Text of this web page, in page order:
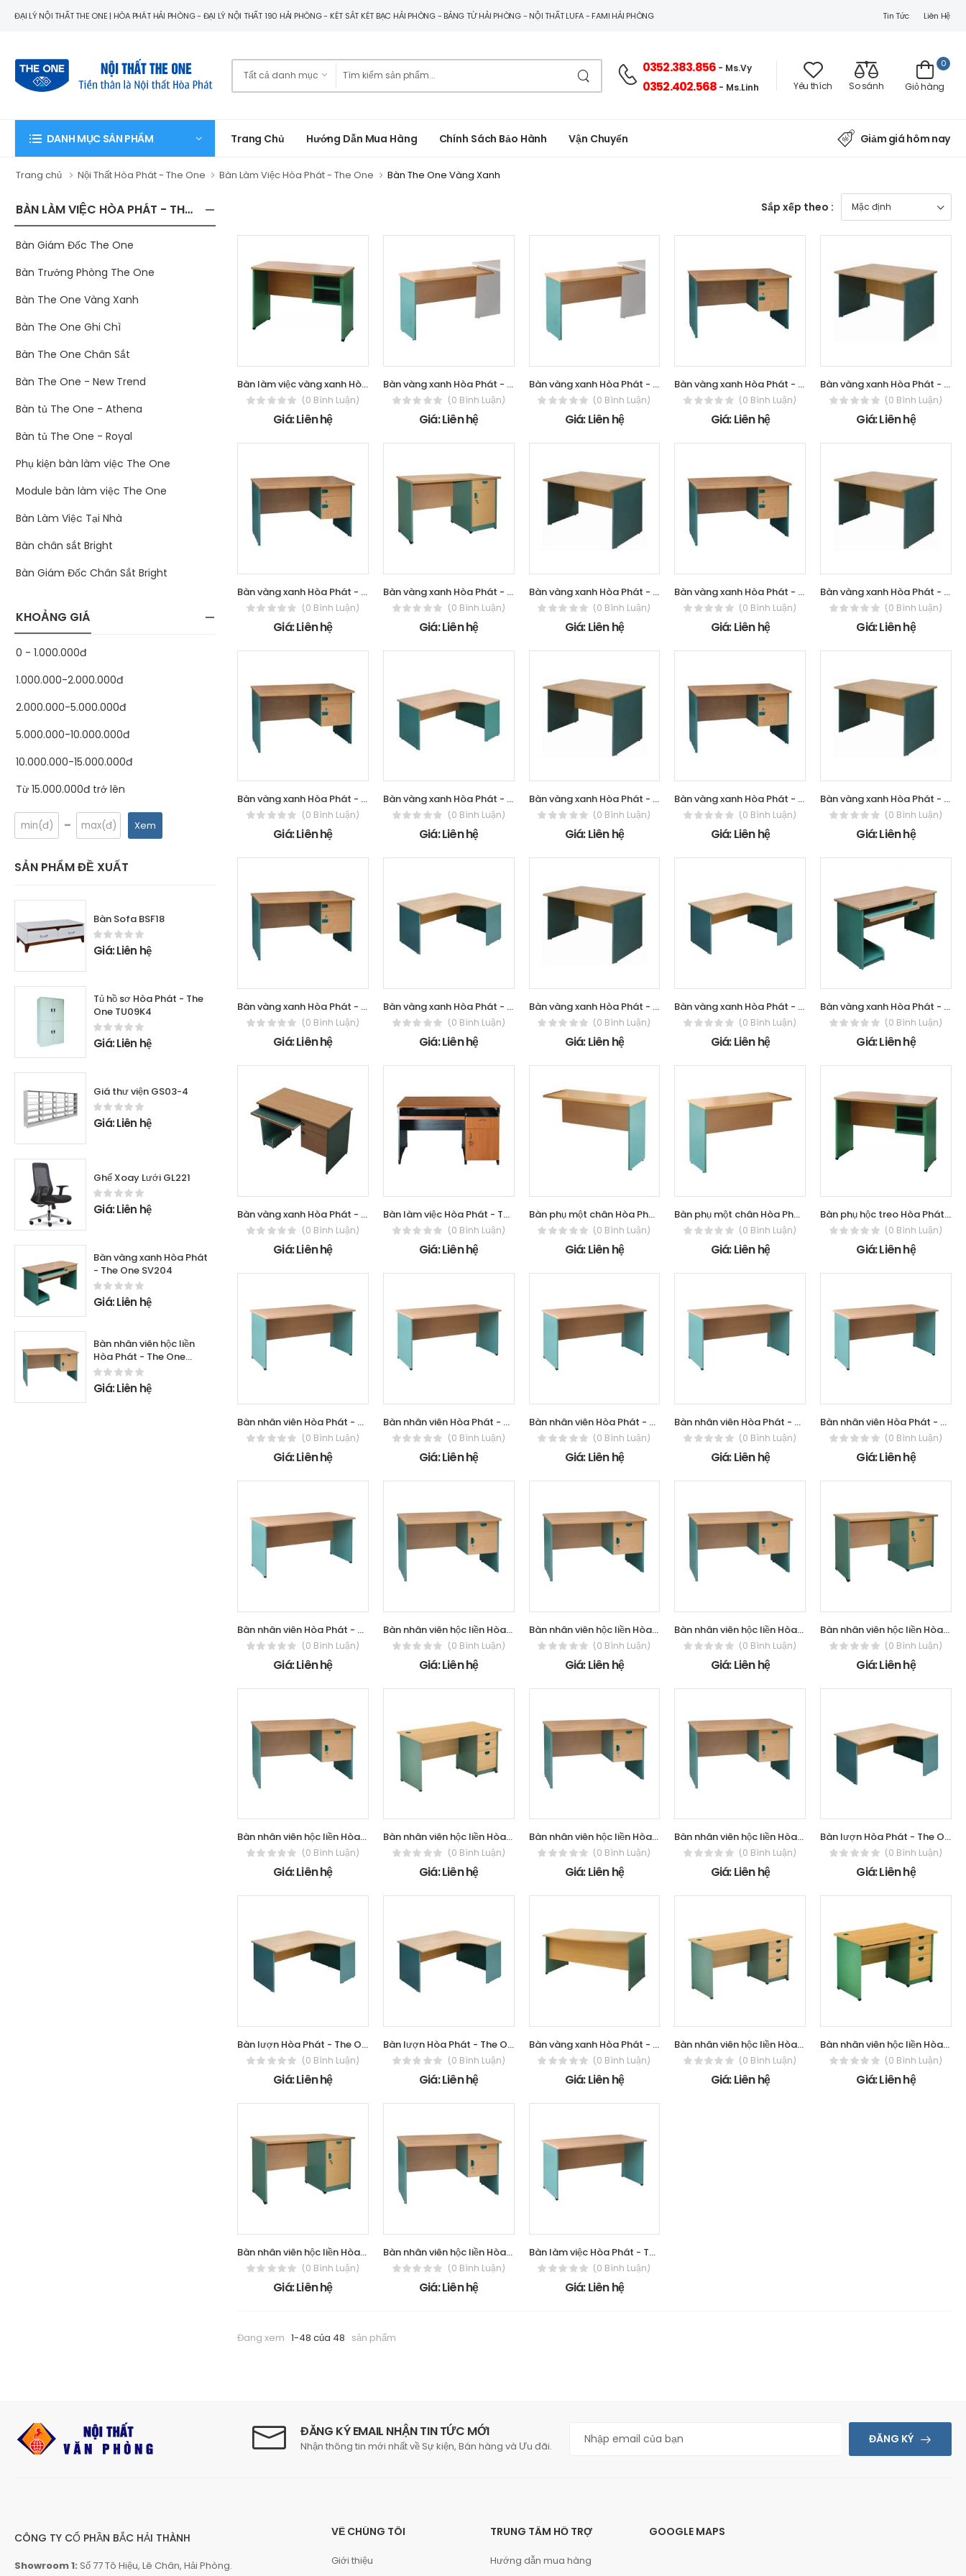
ĐẠI LÝ NỘI THẤT THE ONE | HÒA PHÁT HẢI PHÒNG - ĐẠI LÝ NỘI THẤT 190 HẢI PHÒNG - KÉT SẮT KÉT BẠC HẢI PHÒNG - BẢNG TỪ HẢI PHÒNG - NỘI THẤT LUFA - FAMI HẢI PHÒNG Tin Tức Liên Hệ
0352.383.856 - Ms.Vy
0352.402.568 - Ms.Linh Yêu thích So sánh
0
Giỏ hàng
DANH MỤC SẢN PHẨM Trang Chủ Hướng Dẫn Mua Hàng Chính Sách Bảo Hành Vận Chuyển Giảm giá hôm nay
Trang chủ Nội Thất Hòa Phát - The One Bàn Làm Việc Hòa Phát - The One Bàn The One Vàng Xanh
BÀN LÀM VIỆC HÒA PHÁT - THE ONE
Bàn Giám Đốc The One
Bàn Trưởng Phòng The One
Bàn The One Vàng Xanh
Bàn The One Ghi Chì
Bàn The One Chân Sắt
Bàn The One - New Trend
Bàn tủ The One - Athena
Bàn tủ The One - Royal
Phụ kiện bàn làm việc The One
Module bàn làm việc The One
Bàn Làm Việc Tại Nhà
Bàn chân sắt Bright
Bàn Giám Đốc Chân Sắt Bright
KHOẢNG GIÁ
0 - 1.000.000đ
1.000.000-2.000.000đ
2.000.000-5.000.000đ
5.000.000-10.000.000đ
10.000.000-15.000.000đ
Từ 15.000.000đ trở lên
- Xem
SẢN PHẨM ĐỀ XUẤT
Bàn Sofa BSF18
Giá: Liên hệ
Tủ hồ sơ Hòa Phát - The
One TU09K4
Giá: Liên hệ
Giá thư viện GS03-4
Giá: Liên hệ
Ghế Xoay Lưới GL221
Giá: Liên hệ
Bàn vàng xanh Hòa Phát
- The One SV204
Giá: Liên hệ
Bàn nhân viên hộc liền
Hòa Phát - The One
SV120SHL
Giá: Liên hệ
Sắp xếp theo :
Bàn làm việc vàng xanh Hòa Phát - The
(0 Bình Luận)
Giá: Liên hệ
Bàn vàng xanh Hòa Phát - The One SV-SR1001
(0 Bình Luận)
Giá: Liên hệ
Bàn vàng xanh Hòa Phát - The One SV-SR1201
(0 Bình Luận)
Giá: Liên hệ
Bàn vàng xanh Hòa Phát - The One SV1000HL
(0 Bình Luận)
Giá: Liên hệ
Bàn vàng xanh Hòa Phát - The One SV120
(0 Bình Luận)
Giá: Liên hệ
Bàn vàng xanh Hòa Phát - The One SV1200HL
(0 Bình Luận)
Giá: Liên hệ
Bàn vàng xanh Hòa Phát - The One SV1200HL3C
(0 Bình Luận)
Giá: Liên hệ
Bàn vàng xanh Hòa Phát - The One SV1200S
(0 Bình Luận)
Giá: Liên hệ
Bàn vàng xanh Hòa Phát - The One SV120SHL
(0 Bình Luận)
Giá: Liên hệ
Bàn vàng xanh Hòa Phát - The One SV1400
(0 Bình Luận)
Giá: Liên hệ
Bàn vàng xanh Hòa Phát - The One SV140HL
(0 Bình Luận)
Giá: Liên hệ
Bàn vàng xanh Hòa Phát - The One SV1412
(0 Bình Luận)
Giá: Liên hệ
Bàn vàng xanh Hòa Phát - The One SV1500
(0 Bình Luận)
Giá: Liên hệ
Bàn vàng xanh Hòa Phát - The One SV1500HL
(0 Bình Luận)
Giá: Liên hệ
Bàn vàng xanh Hòa Phát - The One SV1600
(0 Bình Luận)
Giá: Liên hệ
Bàn vàng xanh Hòa Phát - The One SV1600HL
(0 Bình Luận)
Giá: Liên hệ
Bàn vàng xanh Hòa Phát - The One SV1612
(0 Bình Luận)
Giá: Liên hệ
Bàn vàng xanh Hòa Phát - The One SV1800
(0 Bình Luận)
Giá: Liên hệ
Bàn vàng xanh Hòa Phát - The One SV1812
(0 Bình Luận)
Giá: Liên hệ
Bàn vàng xanh Hòa Phát - The One SV204
(0 Bình Luận)
Giá: Liên hệ
Bàn vàng xanh Hòa Phát - The One SV204SHL
(0 Bình Luận)
Giá: Liên hệ
Bàn làm việc Hòa Phát - The One NTM120S
(0 Bình Luận)
Giá: Liên hệ
Bàn phụ một chân Hòa Phát - The One
(0 Bình Luận)
Giá: Liên hệ
Bàn phụ một chân Hòa Phát - The One
(0 Bình Luận)
Giá: Liên hệ
Bàn phụ hộc treo Hòa Phát - The One
(0 Bình Luận)
Giá: Liên hệ
Bàn nhân viên Hòa Phát - The One SV180
(0 Bình Luận)
Giá: Liên hệ
Bàn nhân viên Hòa Phát - The One SV160
(0 Bình Luận)
Giá: Liên hệ
Bàn nhân viên Hòa Phát - The One SV150
(0 Bình Luận)
Giá: Liên hệ
Bàn nhân viên Hòa Phát - The One SV140
(0 Bình Luận)
Giá: Liên hệ
Bàn nhân viên Hòa Phát - The One SV120S
(0 Bình Luận)
Giá: Liên hệ
Bàn nhân viên Hòa Phát - The One SV120
(0 Bình Luận)
Giá: Liên hệ
Bàn nhân viên hộc liền Hòa Phát - The
(0 Bình Luận)
Giá: Liên hệ
Bàn nhân viên hộc liền Hòa Phát - The
(0 Bình Luận)
Giá: Liên hệ
Bàn nhân viên hộc liền Hòa Phát - The
(0 Bình Luận)
Giá: Liên hệ
Bàn nhân viên hộc liền Hòa Phát - The
(0 Bình Luận)
Giá: Liên hệ
Bàn nhân viên hộc liền Hòa Phát - The
(0 Bình Luận)
Giá: Liên hệ
Bàn nhân viên hộc liền Hòa Phát - The
(0 Bình Luận)
Giá: Liên hệ
Bàn nhân viên hộc liền Hòa Phát - The
(0 Bình Luận)
Giá: Liên hệ
Bàn nhân viên hộc liền Hòa Phát - The
(0 Bình Luận)
Giá: Liên hệ
Bàn lượn Hòa Phát - The One SVL18
(0 Bình Luận)
Giá: Liên hệ
Bàn lượn Hòa Phát - The One SVL16
(0 Bình Luận)
Giá: Liên hệ
Bàn lượn Hòa Phát - The One SVL14
(0 Bình Luận)
Giá: Liên hệ
Bàn vàng xanh Hòa Phát - The One SV1686
(0 Bình Luận)
Giá: Liên hệ
Bàn nhân viên hộc liền Hòa Phát - The
(0 Bình Luận)
Giá: Liên hệ
Bàn nhân viên hộc liền Hòa Phát - The
(0 Bình Luận)
Giá: Liên hệ
Bàn nhân viên hộc liền Hòa Phát - The
(0 Bình Luận)
Giá: Liên hệ
Bàn nhân viên hộc liền Hòa Phát - The
(0 Bình Luận)
Giá: Liên hệ
Bàn làm việc Hòa Phát - The One SV100
(0 Bình Luận)
Giá: Liên hệ
Đang xem 1-48 của 48 sản phẩm
ĐĂNG KÝ EMAIL NHẬN TIN TỨC MỚI
Nhận thông tin mới nhất về Sự kiện, Bán hàng và Ưu đãi. ĐĂNG KÝ
CÔNG TY CỔ PHẦN BẮC HẢI THÀNH
Showroom 1: Số 77 Tô Hiệu, Lê Chân, Hải Phòng.
VỀ CHÚNG TÔI
Giới thiệu
TRUNG TÂM HỖ TRỢ
Hướng dẫn mua hàng
GOOGLE MAPS